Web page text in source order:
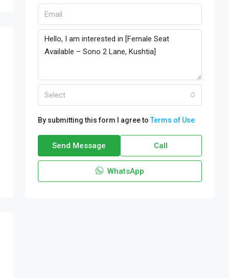
Select
By submitting this form I agree toTerms of Use
Send Message Call
WhatsApp